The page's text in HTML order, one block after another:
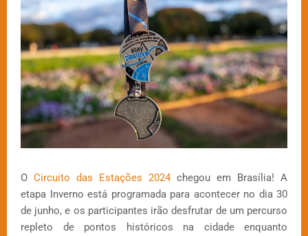
O Circuito das Estações 2024 chegou em Brasília! A
etapa Inverno está programada para acontecer no dia 30
de junho, e os participantes irão desfrutar de um percurso
repleto de pontos históricos na cidade enquanto